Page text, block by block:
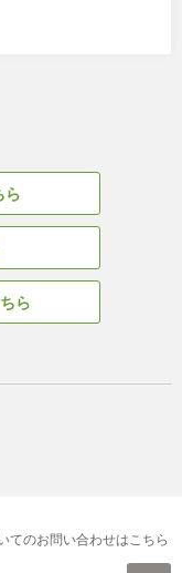
ら
ら
てのお問い合わせはこちら